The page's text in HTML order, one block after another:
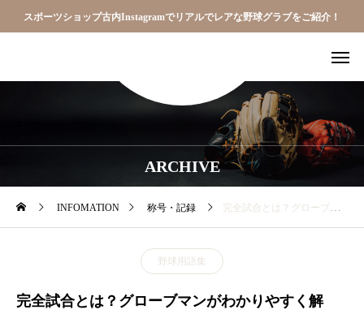
スポーツショップ古内Instagramでリアルでレアな野球グラブをご紹介！
ARCHIVE
INFOMATION 称号・記録 完全試合とは？グローブマンがわかりやすく解説！｜スポーツショップ古内
野球用語集
完全試合とは？グローブマンがわかりやすく解